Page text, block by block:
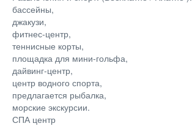
бассейны,
джакузи,
фитнес-центр,
теннисные корты,
площадка для мини-гольфа,
дайвинг-центр,
центр водного спорта,
предлагается рыбалка,
морские экскурсии.
СПА центр